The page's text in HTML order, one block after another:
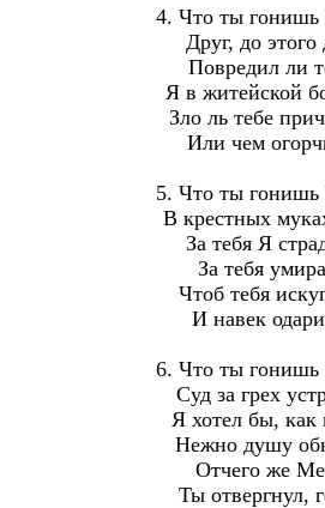
4. Что ты
Друг, до этого
Повредил ли
Я в житейской
Зло ль тебе
Или чем
5. Что ты
В крестных
За тебя Я
За тебя
Чтоб тебя
И навек
6. Что ты
Суд за грех
Я хотел бы, как
Нежно душу
Отчего же
Ты отвергнул,